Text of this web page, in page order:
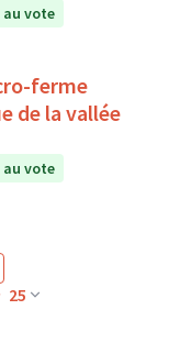
au vote
ferme
de la vallée
au vote
25